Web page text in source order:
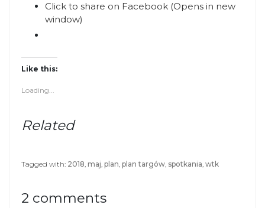
Click to share on Facebook (Opens in new
window)
Like this:
Loading...
Related
Tagged with: 2018, maj, plan, plan targów, spotkania, wtk
2 comments